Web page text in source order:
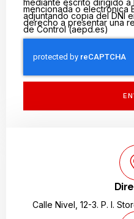
mediante escrito dirigido
mencionada o electrónica
adjuntando copia del DNI
derecho a presentar una
de Control (aepd.es)
Calle Nivel, 12-3. P. I.